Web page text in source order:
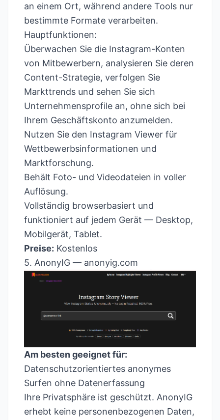
an einem Ort, während andere Tools nur
bestimmte Formate verarbeiten.
Hauptfunktionen:
Überwachen Sie die Instagram-Konten
von Mitbewerbern, analysieren Sie deren
Content-Strategie, verfolgen Sie
Markttrends und sehen Sie sich
Unternehmensprofile an, ohne sich bei
Ihrem Geschäftskonto anzumelden.
Nutzen Sie den Instagram Viewer für
Wettbewerbsinformationen und
Marktforschung.
Behält Foto- und Videodateien in voller
Auflösung.
Vollständig browserbasiert und
funktioniert auf jedem Gerät — Desktop,
Mobilgerät, Tablet.
Preise: Kostenlos
5. AnonyIG — anonyig.com
Am besten geeignet für:
Datenschutzorientiertes anonymes
Surfen ohne Datenerfassung
Ihre Privatsphäre ist geschützt. AnonyIG
erhebt keine personenbezogenen Daten,